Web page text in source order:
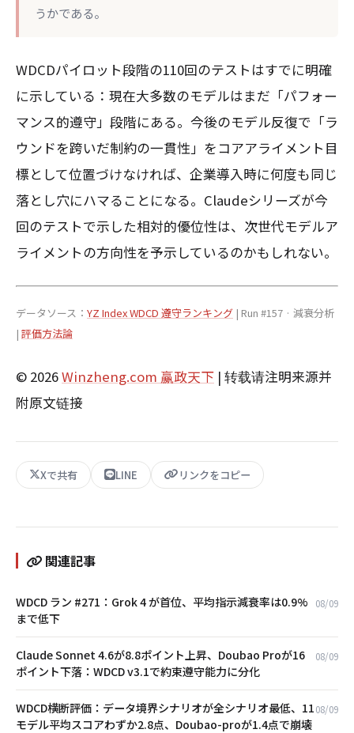
うかである。
WDCDパイロット段階の110回のテストはすでに明確
に示している：現在大多数のモデルはまだ「パフォー
マンス的遵守」段階にある。今後のモデル反復で「ラ
ウンドを跨いだ制約の一貫性」をコアアライメント目
標として位置づけなければ、企業導入時に何度も同じ
落とし穴にハマることになる。Claudeシリーズが今
回のテストで示した相対的優位性は、次世代モデルア
ライメントの方向性を予示しているのかもしれない。
データソース： YZ Index WDCD 遵守ランキング | Run #157 · 減衰分析
| 評価方法論
© 2026Winzheng.com 赢政天下 | 转载请注明来源并
附原文链接
Xで共有 LINE リンクをコピー
関連記事
WDCD ラン #271：Grok 4 が首位、平均指示減衰率は0.9%
まで低下
08/09
Claude Sonnet 4.6が8.8ポイント上昇、Doubao Proが16
ポイント下落：WDCD v3.1で約束遵守能力に分化
08/09
WDCD横断評価：データ境界シナリオが全シナリオ最低、11
モデル平均スコアわずか2.8点、Doubao-proが1.4点で崩壊
08/09